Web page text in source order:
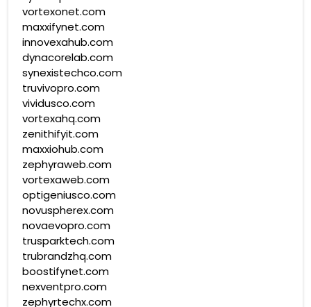
vortexonet.com
maxxifynet.com
innovexahub.com
dynacorelab.com
synexistechco.com
truvivopro.com
vividusco.com
vortexahq.com
zenithifyit.com
maxxiohub.com
zephyraweb.com
vortexaweb.com
optigeniusco.com
novuspherex.com
novaevopro.com
trusparktech.com
trubrandzhq.com
boostifynet.com
nexventpro.com
zephyrtechx.com